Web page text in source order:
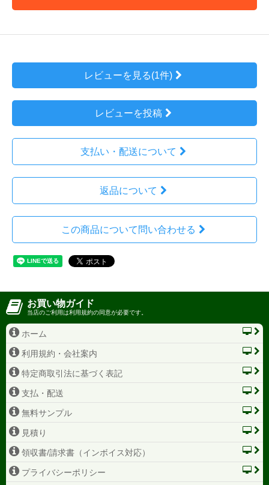
レビューを見る(1件)
レビューを投稿
支払い・配送について
返品について
この商品について問い合わせる
お買い物ガイド
当店のご利用は利用規約の同意が必要です。
ホーム
利用規約・会社案内
特定商取引法に基づく表記
支払・配送
無料サンプル
見積り
領収書/請求書（インボイス対応）
プライバシーポリシー